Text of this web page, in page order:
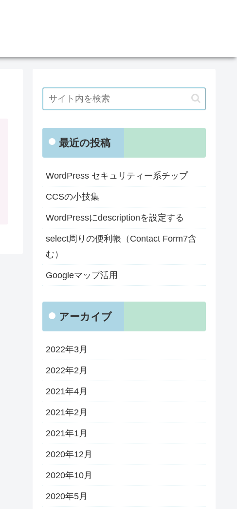
最近の投稿
WordPress セキュリティー系チップ
CCSの小技集
WordPressにdescriptionを設定する
select周りの便利帳（Contact Form7含
む）
Googleマップ活用
アーカイブ
2022年3月
2022年2月
2021年4月
2021年2月
2021年1月
2020年12月
2020年10月
2020年5月